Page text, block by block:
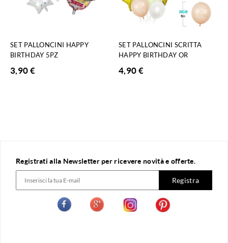
SET PALLONCINI HAPPY
BIRTHDAY 5PZ
3,90€
SET PALLONCINI SCRITTA
HAPPY BIRTHDAY OR
4,90€
Registrati alla Newsletter per ricevere novità e offerte.
Registra